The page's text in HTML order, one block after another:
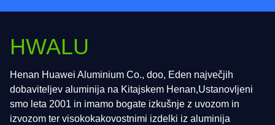
HWALU
Henan Huawei Aluminium Co., doo, Eden največjih
dobaviteljev aluminija na Kitajskem Henan,Ustanovljeni
smo leta 2001 in imamo bogate izkušnje z uvozom in
izvozom ter visokokakovostnimi izdelki iz aluminija